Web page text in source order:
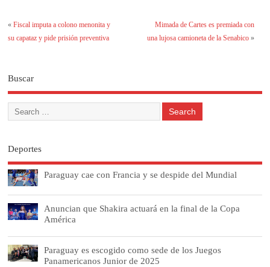
«Fiscal imputa a colono menonita y
su capataz y pide prisión preventiva
Mimada de Cartes es premiada con
una lujosa camioneta de la Senabico»
Buscar
Deportes
Paraguay cae con Francia y se despide del Mundial
Anuncian que Shakira actuará en la final de la Copa
América
Paraguay es escogido como sede de los Juegos
Panamericanos Junior de 2025